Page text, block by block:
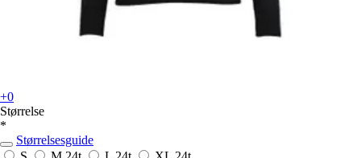
+0
Størrelse
*
Størrelsesguide